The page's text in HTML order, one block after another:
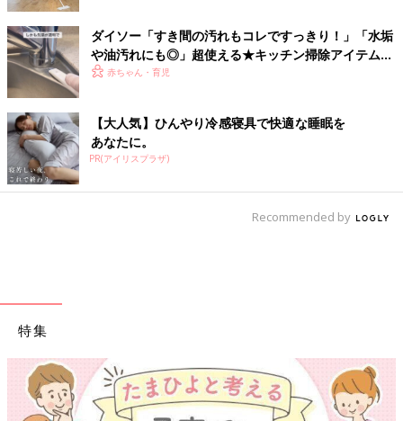
ダイソー「すき間の汚れもコレですっきり！」「水垢
や油汚れにも◎」超使える★キッチン掃除アイテム5
選 赤ちゃん・育児
【大人気】ひんやり冷感寝具で快適な睡眠を
あなたに。
PR(アイリスプラザ)
Recommended by
特集